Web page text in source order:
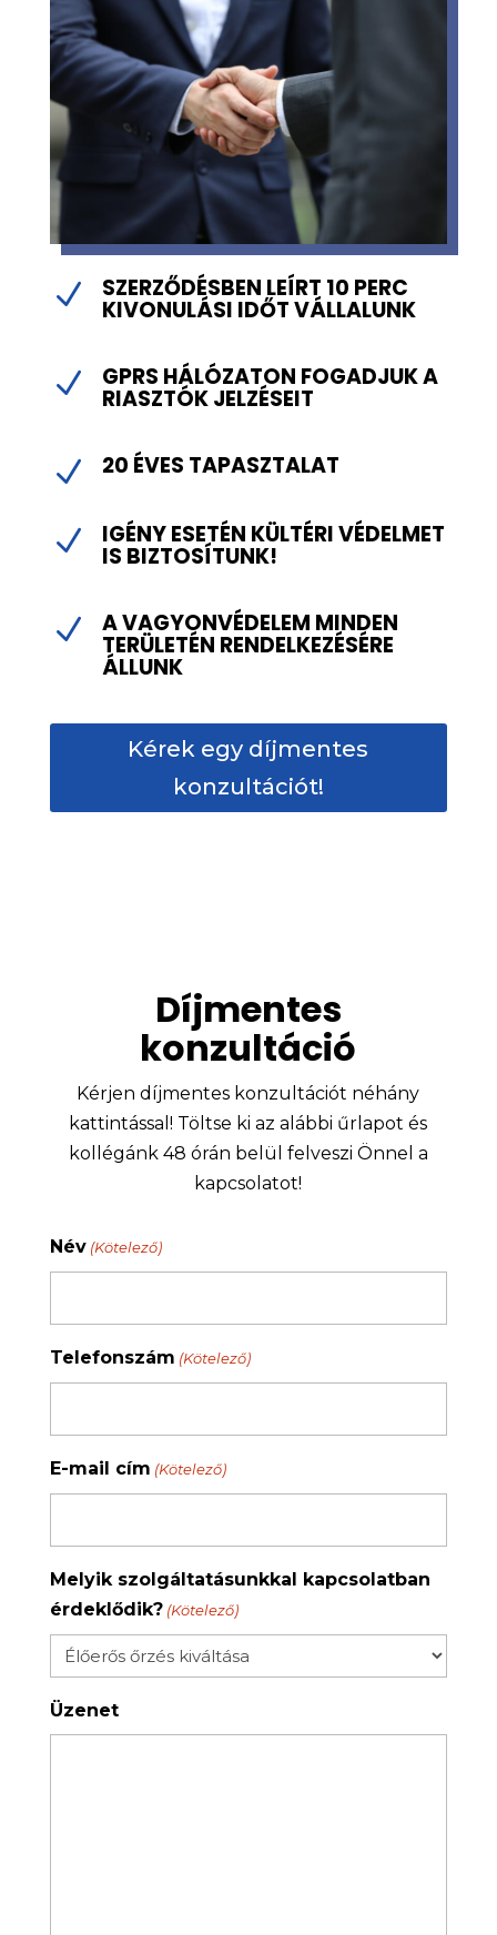
N SZERZŐDÉSBEN LEÍRT 10 PERC
KIVONULÁSI IDŐT VÁLLALUNK
N GPRS HÁLÓZATON FOGADJUK A
RIASZTÓK JELZÉSEIT
N 20 ÉVES TAPASZTALAT
N IGÉNY ESETÉN KÜLTÉRI VÉDELMET
IS BIZTOSÍTUNK!
N A VAGYONVÉDELEM MINDEN
TERÜLETÉN RENDELKEZÉSÉRE
ÁLLUNK
Kérek egy díjmentes
konzultációt!
Díjmentes
konzultáció
Kérjen díjmentes konzultációt néhány
kattintással! Töltse ki az alábbi űrlapot és
kollégánk 48 órán belül felveszi Önnel a
kapcsolatot!
Név (Kötelező)
Telefonszám (Kötelező)
E-mail cím (Kötelező)
Melyik szolgáltatásunkkal kapcsolatban
érdeklődik? (Kötelező)
Üzenet